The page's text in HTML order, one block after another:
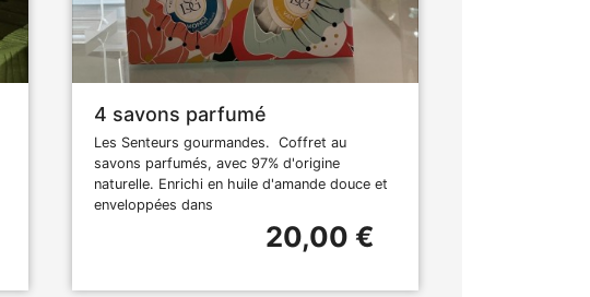
4 savons parfumé
Les Senteurs gourmandes. Coffret au
savons parfumés, avec 97% d'origine
naturelle. Enrichi en huile d'amande douce et
enveloppées dans
20,00 €